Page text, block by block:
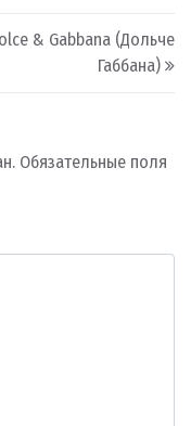
& Gabbana (Дольче
Габбана)
Обязательные поля